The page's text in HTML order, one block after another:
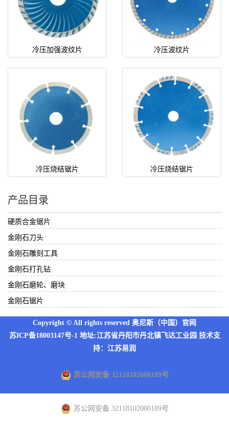
冷压加强波纹片 冷压波纹片
冷压烧结锯片 冷压烧结锯片
产品目录
硬质合金锯片
金刚石刀头
金刚石雕刻工具
金刚石打孔钻
金刚石磨轮、磨块
金刚石锯片
Copyright © All rights reserved 奥尼斯（中国）官网
苏ICP备18003147号-1 地址:江苏省丹阳市丹北镇飞达工业园 技术支
持： 江苏易润
苏公网安备 32118102000189号
苏公网安备 32118102000189号